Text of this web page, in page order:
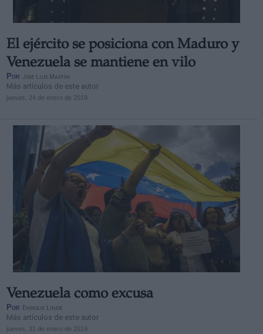
El ejército se posiciona con Maduro y
Venezuela se mantiene en vilo
Por Jose Luis Martín
Más artículos de este autor
jueves, 24 de enero de 2019
Venezuela como excusa
Por Enrique Linde
Más artículos de este autor
jueves, 31 de enero de 2019